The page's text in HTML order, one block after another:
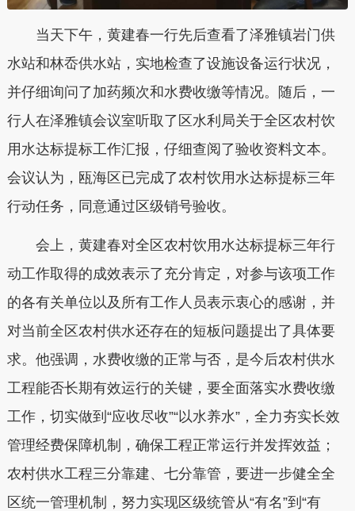
当天下午，黄建春一行先后查看了泽雅镇岩门供
水站和林岙供水站，实地检查了设施设备运行状况，
并仔细询问了加药频次和水费收缴等情况。随后，一
行人在泽雅镇会议室听取了区水利局关于全区农村饮
用水达标提标工作汇报，仔细查阅了验收资料文本。
会议认为，瓯海区已完成了农村饮用水达标提标三年
行动任务，同意通过区级销号验收。
会上，黄建春对全区农村饮用水达标提标三年行
动工作取得的成效表示了充分肯定，对参与该项工作
的各有关单位以及所有工作人员表示衷心的感谢，并
对当前全区农村供水还存在的短板问题提出了具体要
求。他强调，水费收缴的正常与否，是今后农村供水
工程能否长期有效运行的关键，要全面落实水费收缴
工作，切实做到“应收尽收”“以水养水”，全力夯实长效
管理经费保障机制，确保工程正常运行并发挥效益；
农村供水工程三分靠建、七分靠管，要进一步健全全
区统一管理机制，努力实现区级统管从“有名”到“有